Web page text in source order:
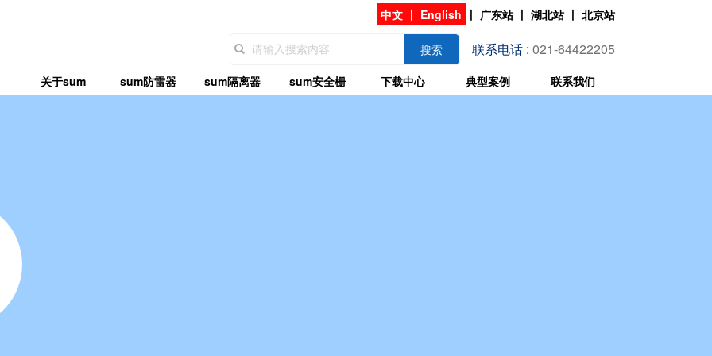
中文 丨 English 丨 广东站丨 湖北站丨 北京站
搜索 联系电话 : 021-64422205
关于sum sum防雷器 sum隔离器 sum安全栅 下载中心 典型案例 联系我们